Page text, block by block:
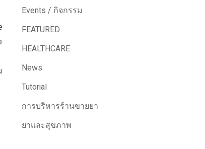
Events / กิจกรรม
FEATURED
HEALTHCARE
News
Tutorial
การบริหารร้านขายยา
ยาและสุขภาพ